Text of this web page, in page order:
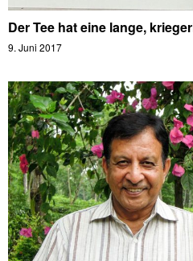
Der Tee hat eine lange,
9. Juni 2017